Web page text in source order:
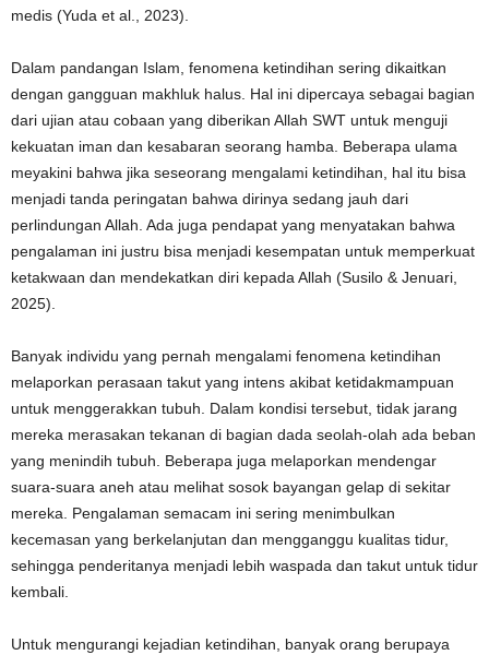
medis (Yuda et al., 2023).
Dalam pandangan Islam, fenomena ketindihan sering dikaitkan
dengan gangguan makhluk halus. Hal ini dipercaya sebagai bagian
dari ujian atau cobaan yang diberikan Allah SWT untuk menguji
kekuatan iman dan kesabaran seorang hamba. Beberapa ulama
meyakini bahwa jika seseorang mengalami ketindihan, hal itu bisa
menjadi tanda peringatan bahwa dirinya sedang jauh dari
perlindungan Allah. Ada juga pendapat yang menyatakan bahwa
pengalaman ini justru bisa menjadi kesempatan untuk memperkuat
ketakwaan dan mendekatkan diri kepada Allah (Susilo & Jenuari,
2025).
Banyak individu yang pernah mengalami fenomena ketindihan
melaporkan perasaan takut yang intens akibat ketidakmampuan
untuk menggerakkan tubuh. Dalam kondisi tersebut, tidak jarang
mereka merasakan tekanan di bagian dada seolah-olah ada beban
yang menindih tubuh. Beberapa juga melaporkan mendengar
suara-suara aneh atau melihat sosok bayangan gelap di sekitar
mereka. Pengalaman semacam ini sering menimbulkan
kecemasan yang berkelanjutan dan mengganggu kualitas tidur,
sehingga penderitanya menjadi lebih waspada dan takut untuk tidur
kembali.
Untuk mengurangi kejadian ketindihan, banyak orang berupaya